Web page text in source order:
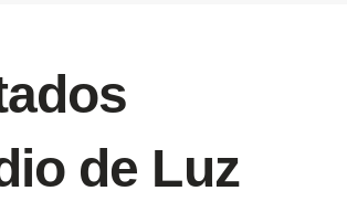
de Luz